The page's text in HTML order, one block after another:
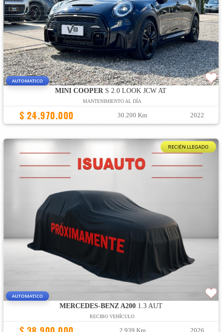
AUTOMATICO
MINI COOPER S 2.0 LOOK JCW AT
MANTENIMIENTO AL DÍA
$ 24.970.000 30.200 Km 2022
RECIÉN LLEGADO
AUTOMATICO
MERCEDES-BENZ A2001.3 AUT
RECIBO VEHÍCULO
2.939 Km 2026